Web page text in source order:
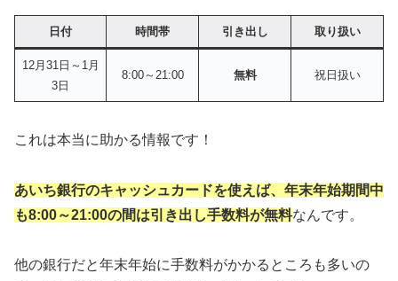
日付 時間帯 引き出し 取り扱い
12月31日～1月
3日
8:00～21:00 無料 祝日扱い
これは本当に助かる情報です！
あいち銀行のキャッシュカードを使えば、年末年始期間中
も8:00～21:00の間は引き出し手数料が無料なんです。
他の銀行だと年末年始に手数料がかかるところも多いの